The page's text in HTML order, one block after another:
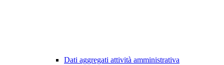
Dati aggregati attività amministrativa